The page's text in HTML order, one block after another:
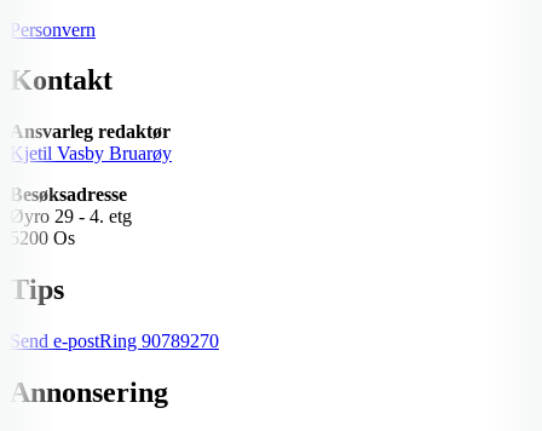
Personvern
Kontakt
Ansvarleg redaktør
Kjetil Vasby Bruarøy
Besøksadresse
Øyro 29 - 4. etg
5200 Os
Tips
Send e-postRing 90789270
Annonsering